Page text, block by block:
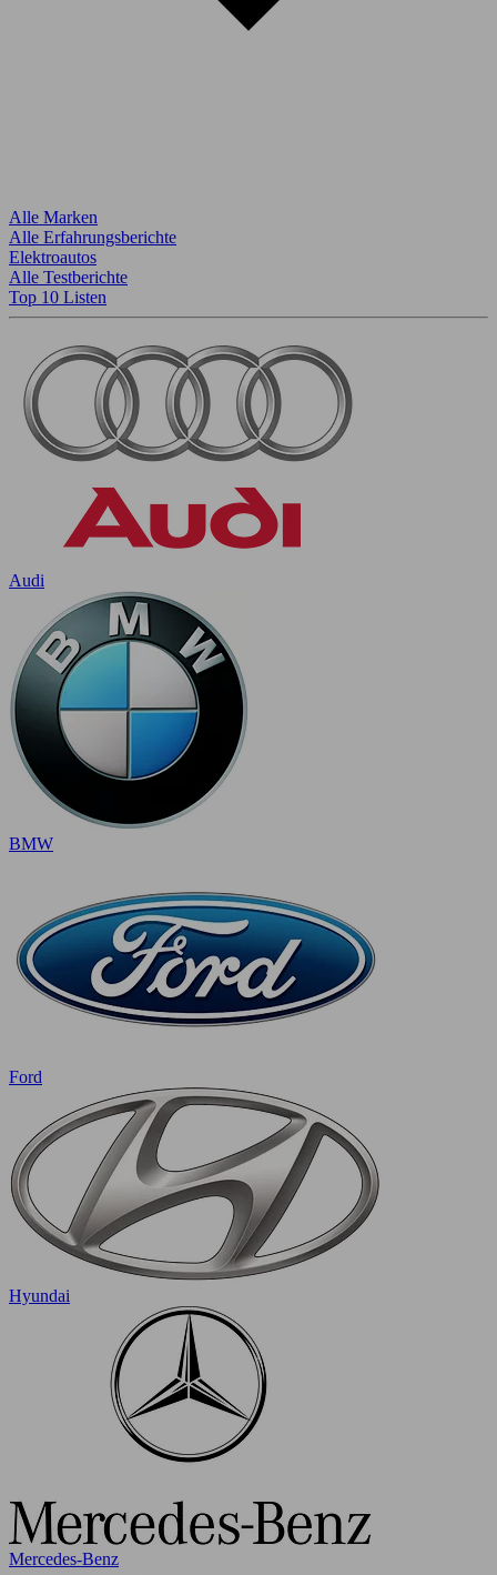
Alle Marken
Alle Erfahrungsberichte
Elektroautos
Alle Testberichte
Top 10 Listen
Audi
BMW
Ford
Hyundai
Mercedes-Benz